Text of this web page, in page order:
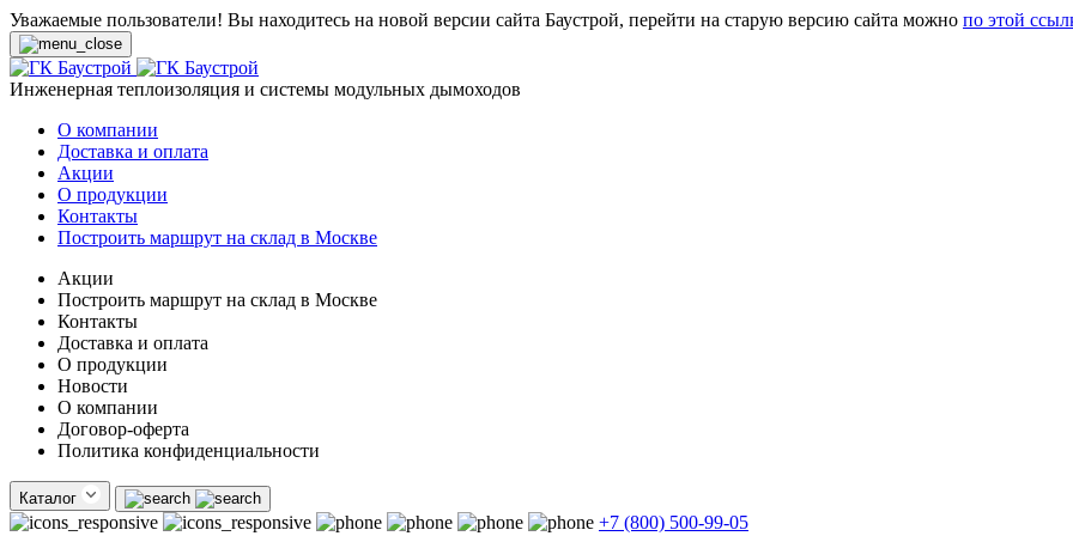
Уважаемые пользователи! Вы находитесь на новой версии сайта Баустрой, перейти на старую версию сайта можно по этой
Инженерная теплоизоляция и системы модульных дымоходов
О компании
Доставка и оплата
Акции
О продукции
Контакты
Построить маршрут на склад в Москве
Акции
Построить маршрут на склад в Москве
Контакты
Доставка и оплата
О продукции
Новости
О компании
Договор-оферта
Политика конфиденциальности
Каталог
+7 (800) 500-99-05